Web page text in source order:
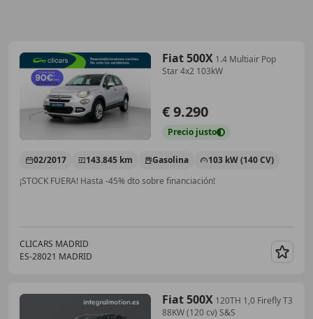
Fiat 500X 1.4 Multiair Pop
Star 4x2 103kW
€ 9.290
Precio justo
02/2017 143.845 km Gasolina
103 kW (140 CV)
¡STOCK FUERA! Hasta -45% dto sobre financiación!
CLICARS MADRID
ES-28021 MADRID
Fiat 500X 120TH 1,0 Firefly T3
88KW (120 cv) S&S